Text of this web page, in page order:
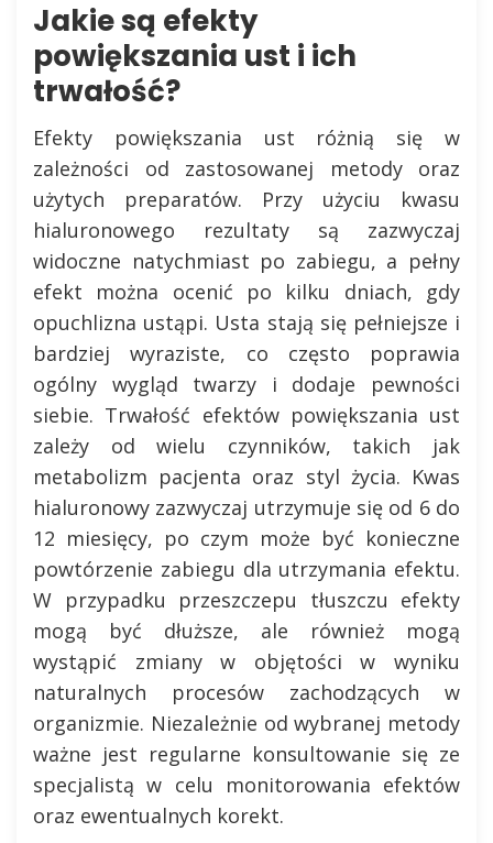
Jakie są efekty
powiększania ust i ich
trwałość?
Efekty powiększania ust różnią się w
zależności od zastosowanej metody oraz
użytych preparatów. Przy użyciu kwasu
hialuronowego rezultaty są zazwyczaj
widoczne natychmiast po zabiegu, a pełny
efekt można ocenić po kilku dniach, gdy
opuchlizna ustąpi. Usta stają się pełniejsze i
bardziej wyraziste, co często poprawia
ogólny wygląd twarzy i dodaje pewności
siebie. Trwałość efektów powiększania ust
zależy od wielu czynników, takich jak
metabolizm pacjenta oraz styl życia. Kwas
hialuronowy zazwyczaj utrzymuje się od 6 do
12 miesięcy, po czym może być konieczne
powtórzenie zabiegu dla utrzymania efektu.
W przypadku przeszczepu tłuszczu efekty
mogą być dłuższe, ale również mogą
wystąpić zmiany w objętości w wyniku
naturalnych procesów zachodzących w
organizmie. Niezależnie od wybranej metody
ważne jest regularne konsultowanie się ze
specjalistą w celu monitorowania efektów
oraz ewentualnych korekt.